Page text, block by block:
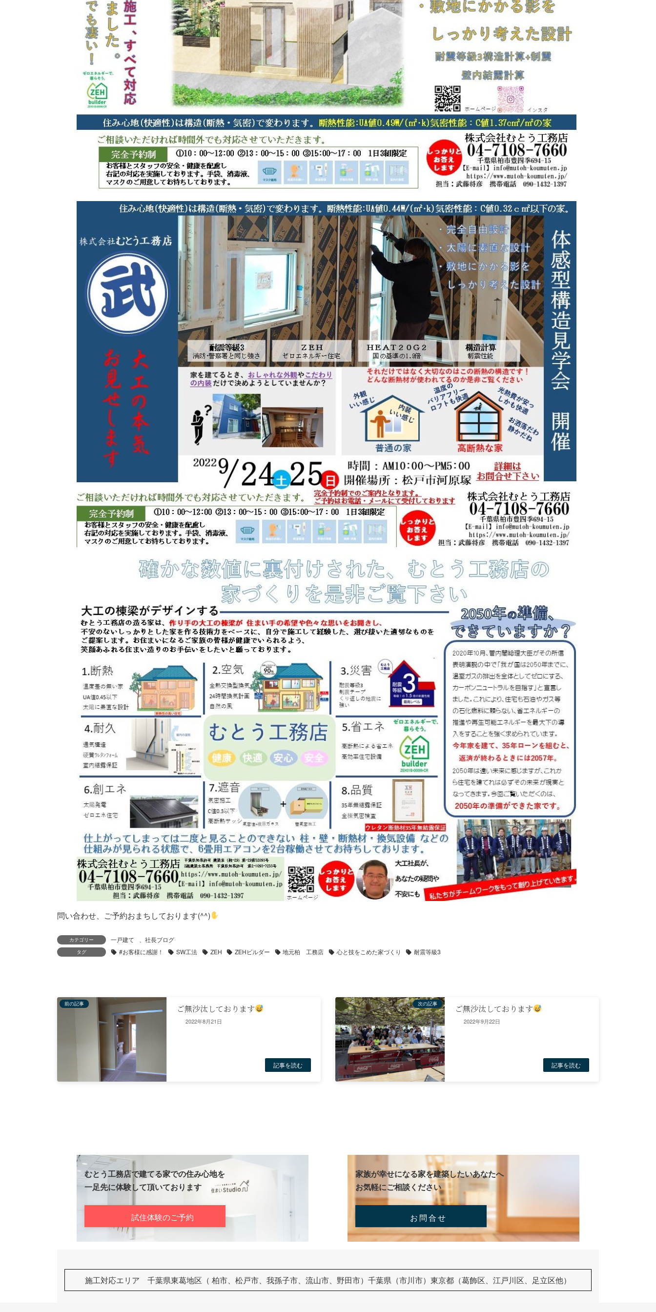
問い合わせ、ご予約おまちしております(^^)
カテゴリー 一戸建て 社長ブログ
タグ #お客様に感謝！ SW工法 ZEH ZEHビルダー 地元柏 工務店 心と技をこめた家づくり 耐震等級3
前の記事 ご無沙汰しております
2022年8月21日
記事を読む
次の記事 ご無沙汰しております
2022年9月22日
記事を読む
むとう工務店で建てる家での住み心地を
一足先に体験して頂いております
試住体験のご予約
家族が幸せになる家を建築したいあなたへ
お気軽にご相談ください
お問合せ
施工対応エリア 千葉県東葛地区（ 柏市、松戸市、我孫子市、流山市、野田市）千葉県（市川市）東京都（葛飾区、江戸川区、足立区他）